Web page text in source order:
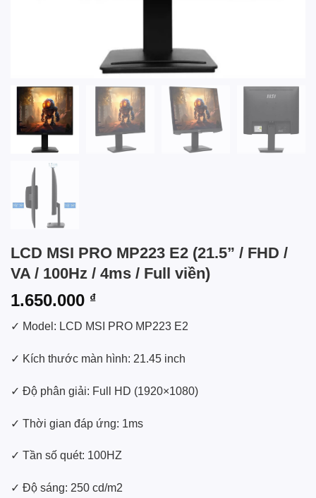
LCD MSI PRO MP223 E2 (21.5” / FHD /
VA / 100Hz / 4ms / Full viền)
1.650.000 ₫
✓ Model: LCD MSI PRO MP223 E2
✓ Kích thước màn hình: 21.45 inch
✓ Độ phân giải: Full HD (1920×1080)
✓ Thời gian đáp ứng: 1ms
✓ Tần số quét: 100HZ
✓ Độ sáng: 250 cd/m2